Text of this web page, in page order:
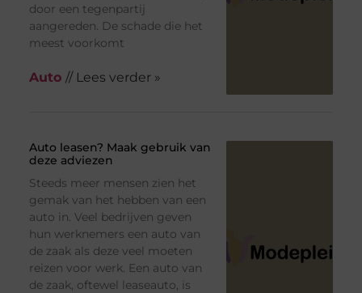
door een tegenpartij
aangereden. De schade die het
meest voorkomt
Auto // Lees verder »
Auto leasen? Maak gebruik van
deze adviezen
Steeds meer mensen zien het
gemak van het hebben van een
auto in. Veel bedrijven geven
hun werknemers een auto van
de zaak als deze veel moeten
reizen voor werk. Een auto van
de zaak, oftewel leaseauto, is